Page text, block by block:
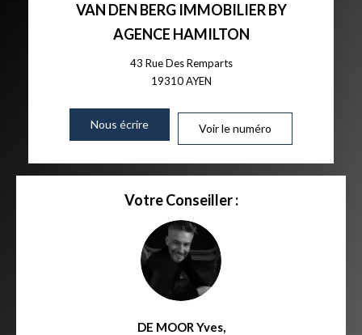
VAN DEN BERG IMMOBILIER BY
AGENCE HAMILTON
43 Rue Des Remparts
19310AYEN
Nous écrire Voir le numéro
Votre Conseiller :
DE MOOR Yves,